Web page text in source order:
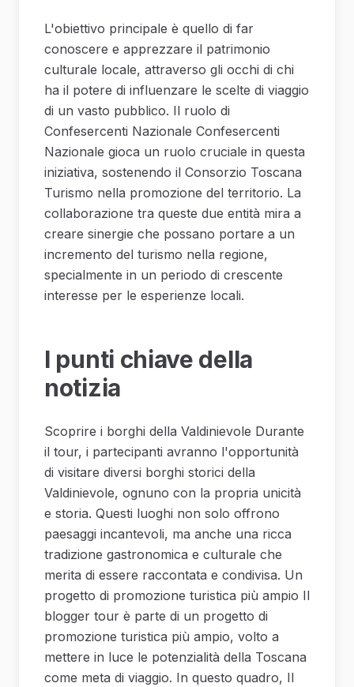
L'obiettivo principale è quello di far
conoscere e apprezzare il patrimonio
culturale locale, attraverso gli occhi di chi
ha il potere di influenzare le scelte di viaggio
di un vasto pubblico. Il ruolo di
Confesercenti Nazionale Confesercenti
Nazionale gioca un ruolo cruciale in questa
iniziativa, sostenendo il Consorzio Toscana
Turismo nella promozione del territorio. La
collaborazione tra queste due entità mira a
creare sinergie che possano portare a un
incremento del turismo nella regione,
specialmente in un periodo di crescente
interesse per le esperienze locali.
I punti chiave della
notizia
Scoprire i borghi della Valdinievole Durante
il tour, i partecipanti avranno l'opportunità
di visitare diversi borghi storici della
Valdinievole, ognuno con la propria unicità
e storia. Questi luoghi non solo offrono
paesaggi incantevoli, ma anche una ricca
tradizione gastronomica e culturale che
merita di essere raccontata e condivisa. Un
progetto di promozione turistica più ampio Il
blogger tour è parte di un progetto di
promozione turistica più ampio, volto a
mettere in luce le potenzialità della Toscana
come meta di viaggio. In questo quadro, Il